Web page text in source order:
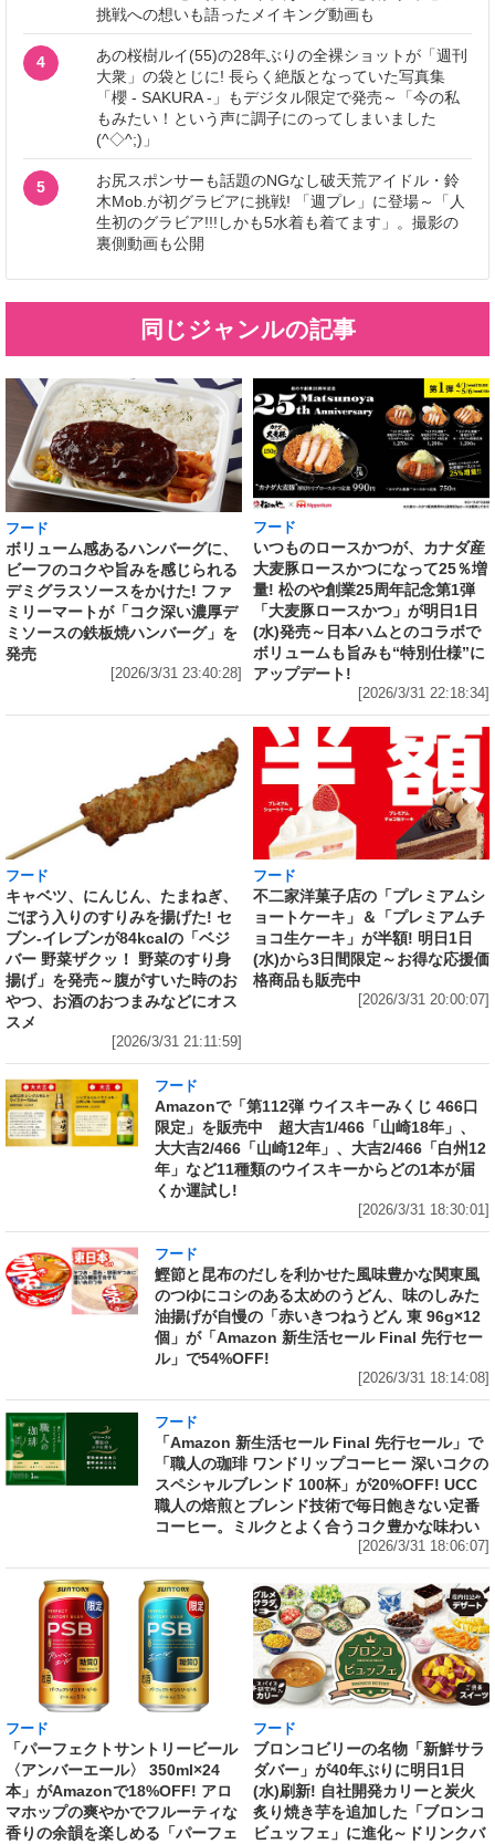
挑戦への想いも語ったメイキング動画も
4
あの桜樹ルイ(55)の28年ぶりの全裸ショットが「週刊
大衆」の袋とじに! 長らく絶版となっていた写真集
「櫻 - SAKURA -」もデジタル限定で発売～「今の私
もみたい！という声に調子にのってしまいました
(^◇^;)」
5
お尻スポンサーも話題のNGなし破天荒アイドル・鈴
木Mob.が初グラビアに挑戦! 「週プレ」に登場～「人
生初のグラビア!!!しかも5水着も着てます」。撮影の
裏側動画も公開
同じジャンルの記事
フード
ボリューム感あるハンバーグに、
ビーフのコクや旨みを感じられる
デミグラスソースをかけた! ファ
ミリーマートが「コク深い濃厚デ
ミソースの鉄板焼ハンバーグ」を
発売
[2026/3/31 23:40:28]
フード
いつものロースかつが、カナダ産
大麦豚ロースかつになって25％増
量! 松のや創業25周年記念第1弾
「大麦豚ロースかつ」が明日1日
(水)発売～日本ハムとのコラボで
ボリュームも旨みも“特別仕様”に
アップデート!
[2026/3/31 22:18:34]
フード
キャベツ、にんじん、たまねぎ、
ごぼう入りのすりみを揚げた! セ
ブン‐イレブンが84kcalの「ベジ
バー 野菜ザクッ！ 野菜のすり身
揚げ」を発売～腹がすいた時のお
やつ、お酒のおつまみなどにオス
スメ
[2026/3/31 21:11:59]
フード
不二家洋菓子店の「プレミアムシ
ョートケーキ」＆「プレミアムチ
ョコ生ケーキ」が半額! 明日1日
(水)から3日間限定～お得な応援価
格商品も販売中
[2026/3/31 20:00:07]
フード
Amazonで「第112弾 ウイスキーみくじ 466口
限定」を販売中 超大吉1/466「山崎18年」、
大大吉2/466「山崎12年」、大吉2/466「白州12
年」など11種類のウイスキーからどの1本が届
くか運試し!
[2026/3/31 18:30:01]
フード
鰹節と昆布のだしを利かせた風味豊かな関東風
のつゆにコシのある太めのうどん、味のしみた
油揚げが自慢の「赤いきつねうどん 東 96g×12
個」が「Amazon 新生活セール Final 先行セー
ル」で54%OFF!
[2026/3/31 18:14:08]
フード
「Amazon 新生活セール Final 先行セール」で
「職人の珈琲 ワンドリップコーヒー 深いコクの
スペシャルブレンド 100杯」が20%OFF! UCC
職人の焙煎とブレンド技術で毎日飽きない定番
コーヒー。ミルクとよく合うコク豊かな味わい
[2026/3/31 18:06:07]
フード
「パーフェクトサントリービール
〈アンバーエール〉 350ml×24
本」がAmazonで18%OFF! アロ
マホップの爽やかでフルーティな
香りの余韻を楽しめる「パーフェ
フード
ブロンコビリーの名物「新鮮サラ
ダバー」が40年ぶりに明日1日
(水)刷新! 自社開発カリーと炭火
炙り焼き芋を追加した「ブロンコ
ビュッフェ」に進化～ドリンクバ